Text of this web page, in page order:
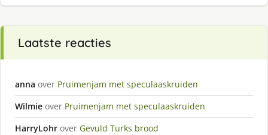
Laatste reacties
anna over Pruimenjam met speculaaskruiden
Wilmie over Pruimenjam met speculaaskruiden
HarryLohr over Gevuld Turks brood